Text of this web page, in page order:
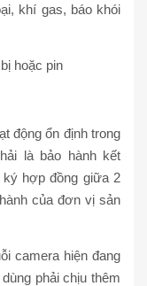
khí gas, báo khói
hoặc pin
động ổn định trong
là bảo hành kết
hợp đồng giữa 2
của đơn vị sản
camera hiện đang
phải chịu thêm